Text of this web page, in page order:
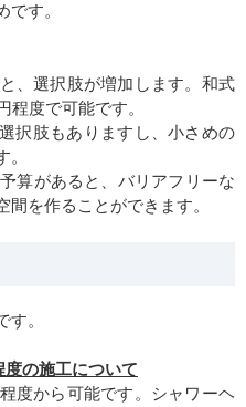
す。
、選択肢が増加します。和式
程度で可能です。
択肢もありますし、小さめの
算があると、バリアフリーな
を作ることができます。
。
の施工について
度から可能です。シャワーヘ